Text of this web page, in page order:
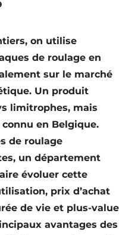
on utilise
de roulage en
sur le marché
Un produit
limitrophes, mais
en Belgique.
de roulage
un département
évoluer cette
prix d’achat
de vie et plus-value
avantages des